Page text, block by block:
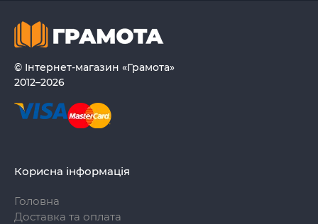
© Інтернет-магазин «Грамота»
2012–2026
Корисна інформація
Головна
Доставка та оплата